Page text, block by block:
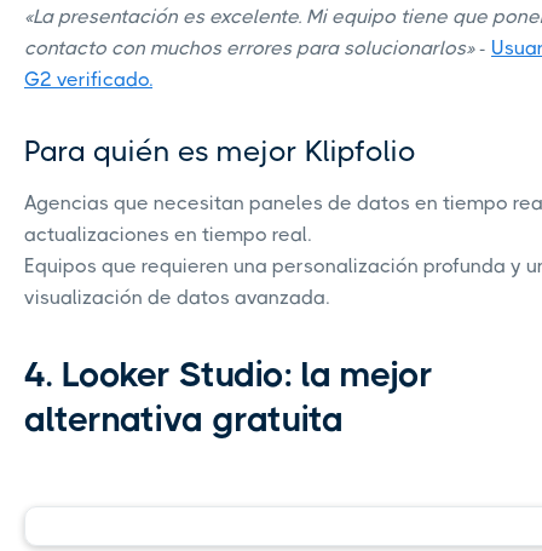
«La presentación es excelente. Mi equipo tiene que
contacto con muchos errores para solucionarlos»-
G2 verificado.
Para quién es mejor Klipfolio
Agencias que necesitan paneles de datos en tiempo
actualizaciones en tiempo real.
Equipos que requieren una personalización profunda y
visualización de datos avanzada.
4. Looker Studio: la mejor
alternativa gratuita